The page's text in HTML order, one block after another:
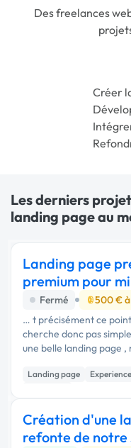
Des freelances
Créer
Les derniers
landing page au
Landing page
premium pour
application
Fermé 500 €
… t précisément ce
cherche donc pas
une belle landing page
d'analyser tout le
Landing page
Création d'une
refonte de